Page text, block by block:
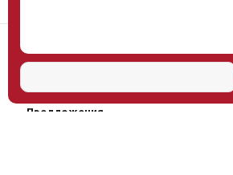
Научная школа
Услуги
Предложения